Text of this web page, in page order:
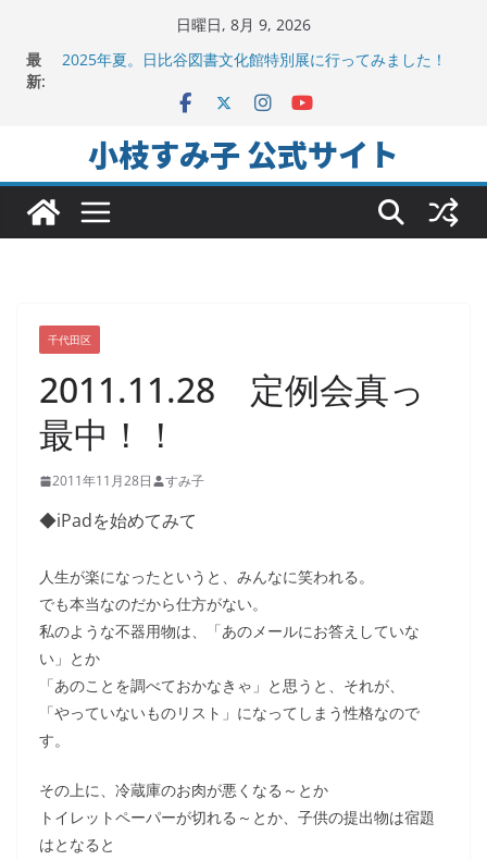
日曜日, 8月 9, 2026
最
新:
地方議会の「会派」って、なんだろう？！
2025年夏。日比谷図書文化館特別展に行ってみました！
千代田区社会福祉協議会アキバ分室「食と居場所の学習
ヒートアイランド緩和のキーワードは「水と緑と風」
小枝すみ子 公式サイト
千代田区
2011.11.28 定例会真っ
最中！！
2011年11月28日 すみ子
◆iPadを始めてみて
人生が楽になったというと、みんなに笑われる。
でも本当なのだから仕方がない。
私のような不器用物は、「あのメールにお答えしていな
い」とか
「あのことを調べておかなきゃ」と思うと、それが、
「やっていないものリスト」になってしまう性格なので
す。
その上に、冷蔵庫のお肉が悪くなる～とか
トイレットペーパーが切れる～とか、子供の提出物は宿題
はとなると